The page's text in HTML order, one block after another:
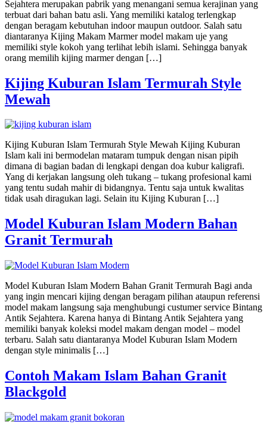
Sejahtera merupakan pabrik yang menangani semua kerajinan yang
terbuat dari bahan batu asli. Yang memiliki katalog terlengkap
dengan beragam kebutuhan indoor maupun outdoor. Salah satu
diantaranya Kijing Makam Marmer model makam uje yang
memiliki style kokoh yang terlihat lebih islami. Sehingga banyak
orang memilih kijing marmer dengan […]
Kijing Kuburan Islam Termurah Style
Mewah
Kijing Kuburan Islam Termurah Style Mewah Kijing Kuburan
Islam kali ini bermodelan mataram tumpuk dengan nisan pipih
dimana di bagian badan di lengkapi dengan doa kubur kaligrafi.
Yang di kerjakan langsung oleh tukang – tukang profesional kami
yang tentu sudah mahir di bidangnya. Tentu saja untuk kwalitas
tidak usah diragukan lagi. Selain itu Kijing Kuburan […]
Model Kuburan Islam Modern Bahan
Granit Termurah
Model Kuburan Islam Modern Bahan Granit Termurah Bagi anda
yang ingin mencari kijing dengan beragam pilihan ataupun referensi
model makam langsung saja menghubungi custumer service Bintang
Antik Sejahtera. Karena hanya di Bintang Antik Sejahtera yang
memiliki banyak koleksi model makam dengan model – model
terbaru. Salah satu diantaranya Model Kuburan Islam Modern
dengan style minimalis […]
Contoh Makam Islam Bahan Granit
Blackgold